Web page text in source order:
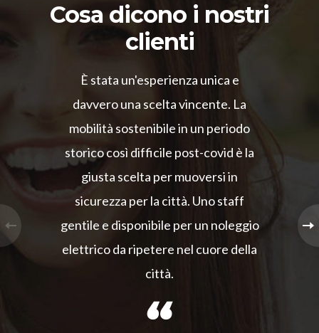
Cosa dicono i nostri
clienti
È stata un'esperienza unica e
davvero una scelta vincente. La
mobilità sostenibile in un periodo
storico così difficile post-covid è la
giusta scelta per muoversi in
sicurezza per la città. Uno staff
gentile e disponibile per un noleggio
elettrico da ripetere nel cuore della
città.